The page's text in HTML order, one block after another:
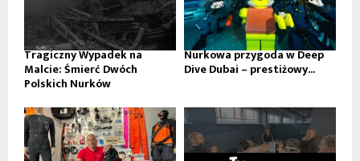
Tragiczny Wypadek na
Malcie: Śmierć Dwóch
Polskich Nurków
Nurkowa przygoda w Deep
Dive Dubai – prestiżowy...